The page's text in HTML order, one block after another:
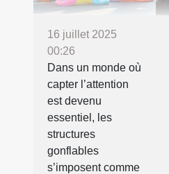
16 juillet 2025
00:26
Dans un monde où
capter l’attention
est devenu
essentiel, les
structures
gonflables
s’imposent comme